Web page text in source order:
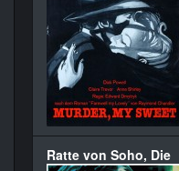
Ratte von Soho, Die